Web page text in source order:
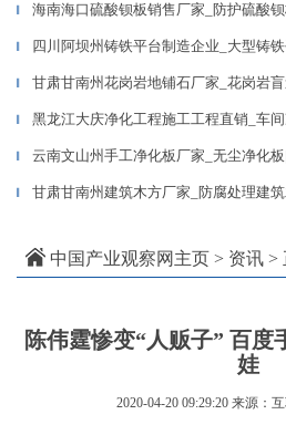
▎ 海南海口硫酸钡板销售厂家_防护硫酸
▎ 四川阿坝州铸铁平台制造企业_大型铸
▎ 甘肃甘南州花岗岩地铺石厂家_花岗岩
▎ 黑龙江大庆净化工程施工工程直销_车
▎ 云南文山州手工净化板厂家_无尘净化
▎ 甘肃甘南州建筑木方厂家_防腐处理建
中国产业观察网主页 > 资讯 >
陈伟霆惨变“人贩子” 百度
娃
2020-04-20 09:29:20 来源：